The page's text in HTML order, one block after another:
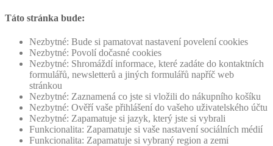
Táto stránka bude:
Nezbytné: Bude si pamatovat nastavení povelení cookies
Nezbytné: Povolí dočasné cookies
Nezbytné: Shromáždí informace, které zadáte do kontaktních
formulářů, newsletterů a jiných formulářů napříč web
stránkou
Nezbytné: Zaznamená co jste si vložili do nákupního košíku
Nezbytné: Ověří vaše přihlášení do vašeho uživatelského účtu
Nezbytné: Zapamatuje si jazyk, který jste si vybrali
Funkcionalita: Zapamatuje si vaše nastavení sociálních médií
Funkcionalita: Zapamatuje si vybraný region a zemi